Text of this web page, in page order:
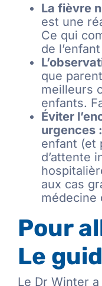
La fièvre
est une
Ce qui
de
que
meilleurs
enfants.
Éviter
urgences :
enfant (et
d’attente
aux cas
médecine
Pour
Le
Le Dr Winter